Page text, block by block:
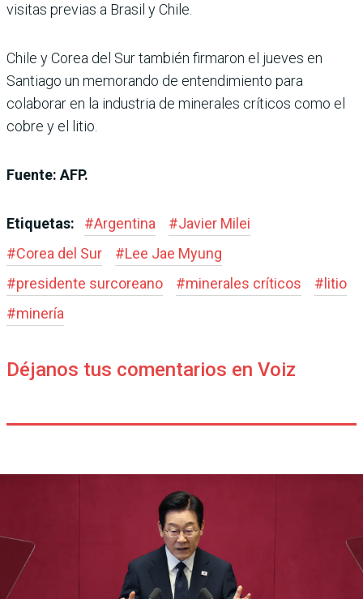
visitas previas a Brasil y Chile.
Chile y Corea del Sur también firmaron el jueves en
Santiago un memorando de entendimiento para
colaborar en la industria de minerales críticos como el
cobre y el litio.
Fuente: AFP.
Etiquetas: #Argentina #Javier Milei
#Corea del Sur #Lee Jae Myung
#presidente surcoreano #minerales críticos # litio
#minería
Déjanos tus comentarios en Voiz